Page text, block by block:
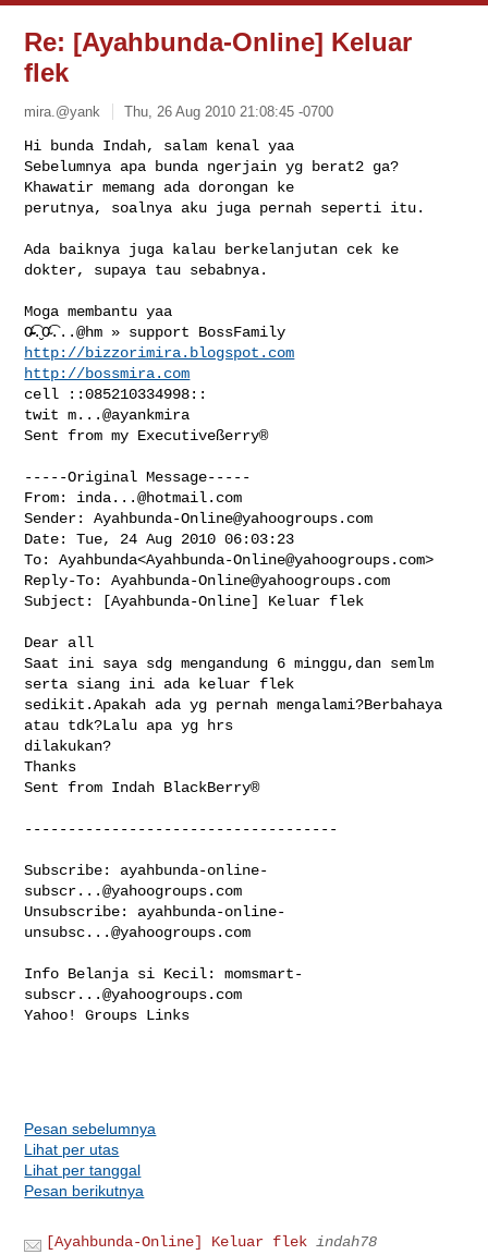
Re: [Ayahbunda-Online] Keluar
flek
mira.@yank Thu, 26 Aug 2010 21:08:45 -0700
Hi bunda Indah, salam kenal yaa
Sebelumnya apa bunda ngerjain yg berat2 ga?
Khawatir memang ada dorongan ke
perutnya, soalnya aku juga pernah seperti itu.
Ada baiknya juga kalau berkelanjutan cek ke
dokter, supaya tau sebabnya.
Moga membantu yaa
http://bizzorimira.blogspot.com
http://bossmira.com
cell ::085210334998::
twit m...@ayankmira
Sent from my Executiveßerry®
-----Original Message-----
From: inda...@hotmail.com
Sender: Ayahbunda-Online@yahoogroups.com
Date: Tue, 24 Aug 2010 06:03:23
To: Ayahbunda<Ayahbunda-Online@yahoogroups.com>
Reply-To: Ayahbunda-Online@yahoogroups.com
Subject: [Ayahbunda-Online] Keluar flek
Dear all
Saat ini saya sdg mengandung 6 minggu,dan semlm
serta siang ini ada keluar flek
sedikit.Apakah ada yg pernah mengalami?Berbahaya
atau tdk?Lalu apa yg hrs
dilakukan?
Thanks
Sent from Indah BlackBerry®
------------------------------------
Subscribe: ayahbunda-online-
subscr...@yahoogroups.com
Unsubscribe: ayahbunda-online-
unsubsc...@yahoogroups.com
Info Belanja si Kecil: momsmart-
subscr...@yahoogroups.com
Yahoo! Groups Links
Pesan sebelumnya
Lihat per utas
Lihat per tanggal
Pesan berikutnya
[Ayahbunda-Online] Keluar flek indah78